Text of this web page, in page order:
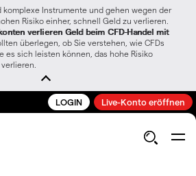
komplexe Instrumente und gehen wegen der
Risiko einher, schnell Geld zu verlieren.
verlieren Geld beim CFD-Handel mit
überlegen, ob Sie verstehen, wie CFDs
es sich leisten können, das hohe Risiko
LOGIN Live-Konto eröffnen